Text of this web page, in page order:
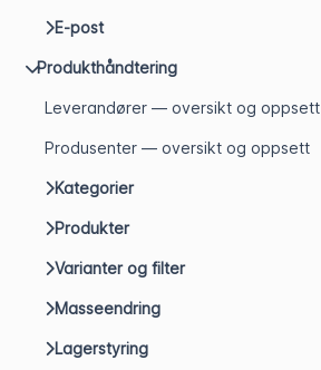
E-post
Produkthåndtering
Leverandører — oversikt og oppsett
Produsenter — oversikt og oppsett
Kategorier
Produkter
Varianter og filter
Masseendring
Lagerstyring